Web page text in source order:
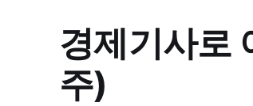
경제기사로
주)